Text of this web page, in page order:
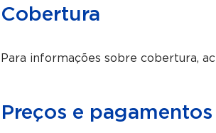
Cobertura
Para informações sobre cobertura,
Preços e pagamentos